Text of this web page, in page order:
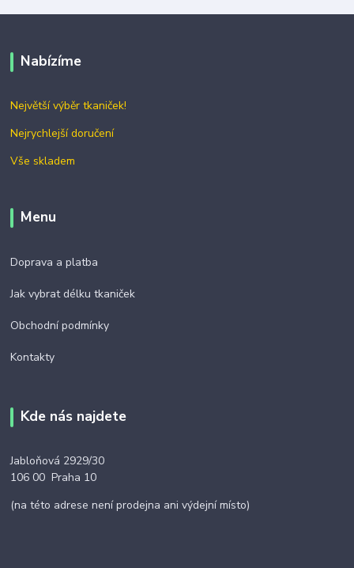
Nabízíme
Největší výběr tkaniček!
Nejrychlejší doručení
Vše skladem
Menu
Doprava a platba
Jak vybrat délku tkaniček
Obchodní podmínky
Kontakty
Kde nás najdete
Jabloňová 2929/30
106 00 Praha 10
(na této adrese není prodejna ani výdejní místo)